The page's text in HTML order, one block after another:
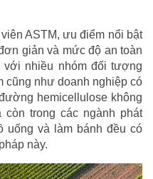
ASTM, ưu điểm nổi bật
giản và mức độ an toàn
với nhiều nhóm đối tượng
cũng như doanh nghiệp có
hemicellulose không
trong các ngành phát
uống và làm bánh đều có
này.